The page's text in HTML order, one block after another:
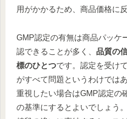
用がかかるため、商品価格に
GMP認定の有無は商品パッケ
認できることが多く、 品質の
標のひとつです。認定を受け
がすべて問題というわけでは
重視したい場合はGMP認定の
の基準にするとよいでしょう